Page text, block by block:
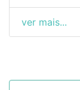
ver mais...